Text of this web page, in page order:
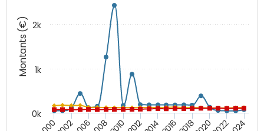
Montants (€)
2010 2012 20162018
0k
1k
2k